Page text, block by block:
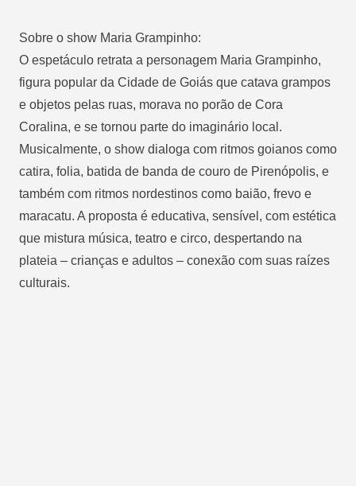
Sobre o show Maria Grampinho:
O espetáculo retrata a personagem Maria Grampinho,
figura popular da Cidade de Goiás que catava grampos
e objetos pelas ruas, morava no porão de Cora
Coralina, e se tornou parte do imaginário local.
Musicalmente, o show dialoga com ritmos goianos como
catira, folia, batida de banda de couro de Pirenópolis, e
também com ritmos nordestinos como baião, frevo e
maracatu. A proposta é educativa, sensível, com estética
que mistura música, teatro e circo, despertando na
plateia – crianças e adultos – conexão com suas raízes
culturais.